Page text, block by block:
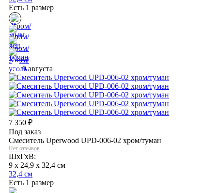
Есть 1 размер
9 августа
7 350 ₽
Под заказ
Смеситель Uperwood UPD-006-02 хром/туман
Нет отзывов
ШхГхВ:
9 x 24,9 x 32,4 см
32,4 см
Есть 1 размер